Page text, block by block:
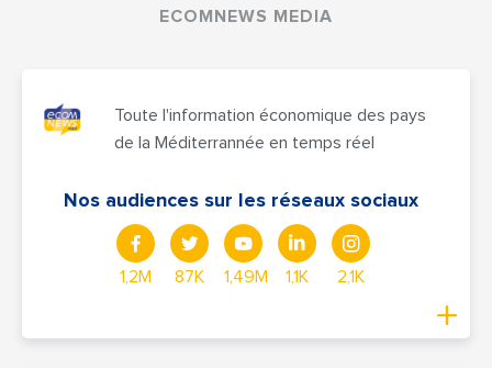
ECOMNEWS MEDIA
Toute l'information économique des pays
de la Méditerrannée en temps réel
Nos audiences sur les réseaux sociaux
1,2M 87K 1,49M 1,1K 2,1K